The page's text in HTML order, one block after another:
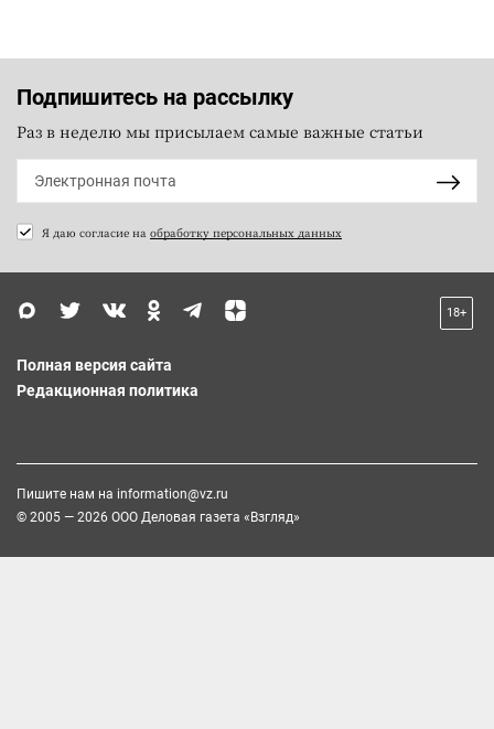
Подпишитесь на рассылку
Раз в неделю мы присылаем самые важные статьи
Я даю согласие на обработку персональных данных
18+
Полная версия сайта
Редакционная политика
Пишите нам на information@vz.ru
© 2005 — 2026 ООО Деловая газета «Взгляд»